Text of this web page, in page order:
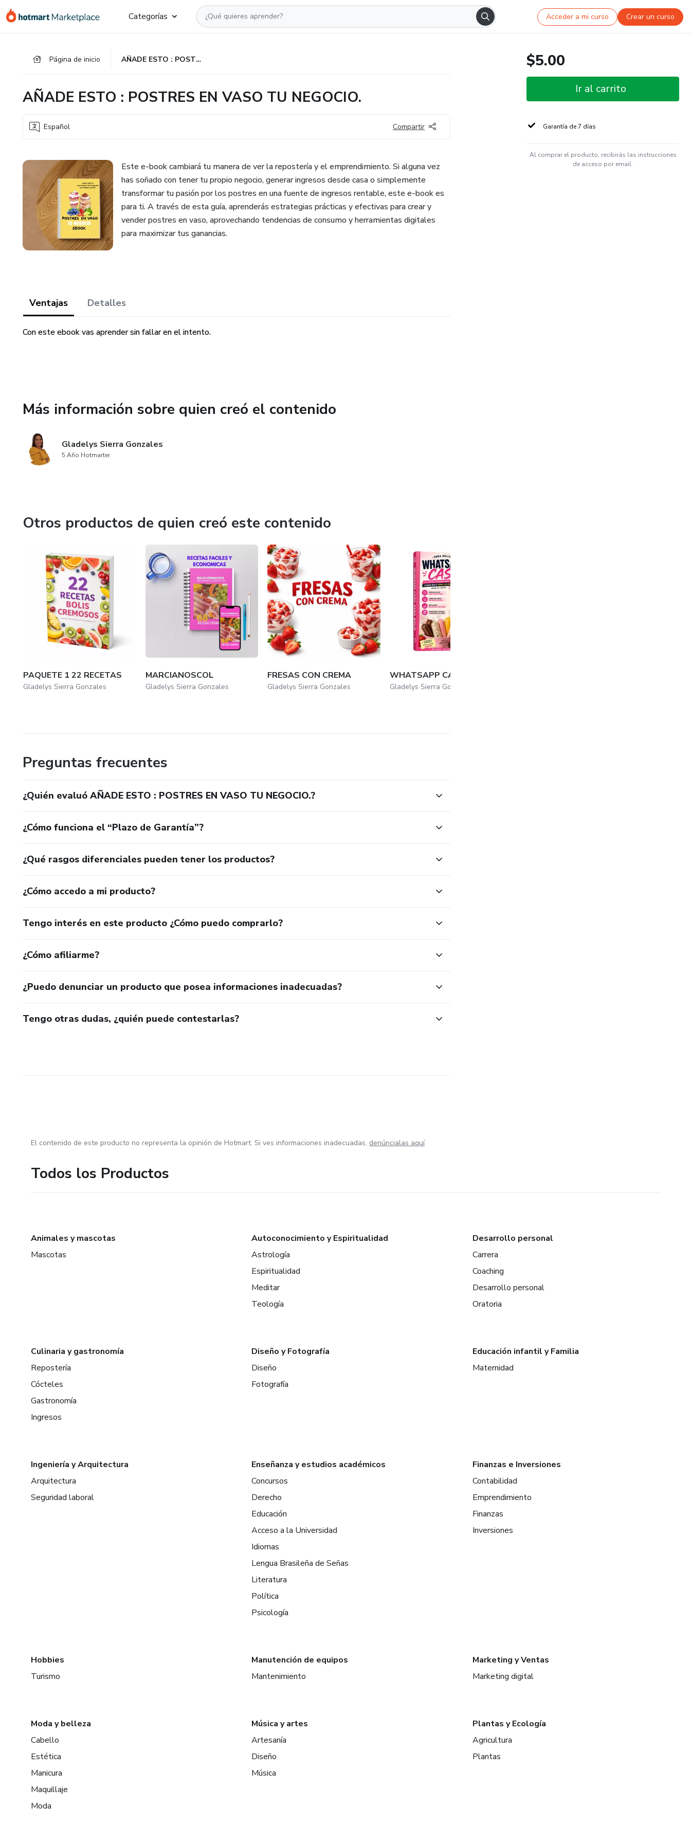
Categorías Acceder a mi curso Crear un curso
Página de inicio AÑADE ESTO : POSTRES EN VASO TU NEGOCIO.
AÑADE ESTO : POSTRES EN VASO TU NEGOCIO.
Español Compartir
Este e-book cambiará tu manera de ver la repostería y el emprendimiento. Si alguna vez
has soñado con tener tu propio negocio, generar ingresos desde casa o simplemente
transformar tu pasión por los postres en una fuente de ingresos rentable, este e-book es
para ti. A través de esta guía, aprenderás estrategias prácticas y efectivas para crear y
vender postres en vaso, aprovechando tendencias de consumo y herramientas digitales
para maximizar tus ganancias.
Ventajas Detalles
Con este ebook vas aprender sin fallar en el intento.
Más información sobre quien creó el contenido
Gladelys Sierra Gonzales
5 Año Hotmarter
Otros productos de quien creó este contenido
PAQUETE 1 22 RECETAS
Gladelys Sierra Gonzales
MARCIANOSCOL
Gladelys Sierra Gonzales
FRESAS CON CREMA
Gladelys Sierra Gonzales
WHATSAPP CASH
Gladelys Sierra Gonzales
Preguntas frecuentes
¿Quién evaluó AÑADE ESTO : POSTRES EN VASO TU NEGOCIO.?
¿Cómo funciona el “Plazo de Garantía”?
¿Qué rasgos diferenciales pueden tener los productos?
¿Cómo accedo a mi producto?
Tengo interés en este producto ¿Cómo puedo comprarlo?
¿Cómo afiliarme?
¿Puedo denunciar un producto que posea informaciones inadecuadas?
Tengo otras dudas, ¿quién puede contestarlas?
$5.00
Ir al carrito
Garantía de 7 días
Al comprar el producto, recibirás las instrucciones
de acceso por email.
El contenido de este producto no representa la opinión de Hotmart. Si ves informaciones inadecuadas, denúncialas aquí
Todos los Productos
Animales y mascotas
Mascotas
Autoconocimiento y Espiritualidad
Astrología
Espiritualidad
Meditar
Teología
Desarrollo personal
Carrera
Coaching
Desarrollo personal
Oratoria
Culinaria y gastronomía
Repostería
Cócteles
Gastronomía
Ingresos
Diseño y Fotografía
Diseño
Fotografía
Educación infantil y Familia
Maternidad
Ingeniería y Arquitectura
Arquitectura
Seguridad laboral
Enseñanza y estudios académicos
Concursos
Derecho
Educación
Acceso a la Universidad
Idiomas
Lengua Brasileña de Señas
Literatura
Política
Psicología
Finanzas e Inversiones
Contabilidad
Emprendimiento
Finanzas
Inversiones
Hobbies
Turismo
Manutención de equipos
Mantenimiento
Marketing y Ventas
Marketing digital
Moda y belleza
Cabello
Estética
Manicura
Maquillaje
Moda
Música y artes
Artesanía
Diseño
Música
Plantas y Ecología
Agricultura
Plantas